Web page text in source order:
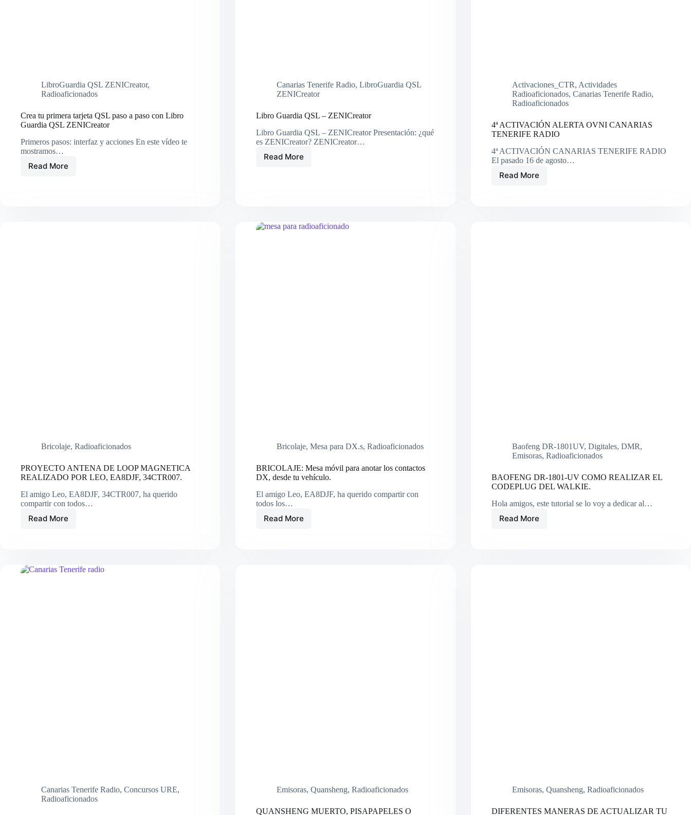
LibroGuardia QSL ZENICreator,
Radioaficionados
Crea tu primera tarjeta QSL paso a paso con Libro
Guardia QSL ZENICreator
Primeros pasos: interfaz y acciones En este vídeo te
mostramos…
Read More
Crea
Canarias Tenerife Radio, LibroGuardia QSL
ZENICreator
Libro Guardia QSL – ZENICreator
Libro Guardia QSL – ZENICreator Presentación: ¿qué
es ZENICreator? ZENICreator…
Read More
Libro
Activaciones_CTR, Actividades
Radioaficionados, Canarias Tenerife Radio,
Radioaficionados
4ª ACTIVACIÓN ALERTA OVNI CANARIAS
TENERIFE RADIO
4ª ACTIVACIÓN CANARIAS TENERIFE RADIO
El pasado 16 de agosto…
Read More
4ª
Bricolaje, Radioaficionados
PROYECTO ANTENA DE LOOP MAGNETICA
REALIZADO POR LEO, EA8DJF, 34CTR007.
El amigo Leo, EA8DJF, 34CTR007, ha querido
compartir con todos…
Read MorePROYECTO
REALIZADO
Bricolaje, Mesa para DX.s, Radioaficionados
BRICOLAJE: Mesa móvil para anotar los contactos
DX, desde tu vehículo.
El amigo Leo, EA8DJF, ha querido compartir con
todos los…
Read MoreBRICOLAJE:
Baofeng DR-1801UV, Digitales, DMR,
Emisoras, Radioaficionados
BAOFENG DR-1801-UV COMO REALIZAR EL
CODEPLUG DEL WALKIE.
Hola amigos, este tutorial se lo voy a dedicar al…
Read More
BAOFENG
Canarias Tenerife Radio, Concursos URE,
Radioaficionados
Emisoras, Quansheng, Radioaficionados
QUANSHENG MUERTO, PISAPAPELES O
Emisoras, Quansheng, Radioaficionados
DIFERENTES MANERAS DE ACTUALIZAR TU